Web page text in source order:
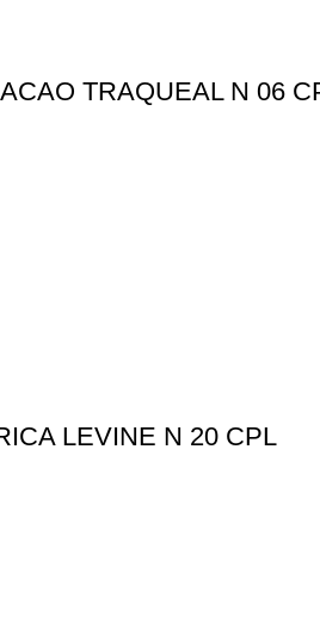
TRAQUEAL N 06
LEVINE N 20 CPL